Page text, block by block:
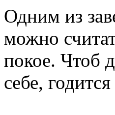
Одним из
можно
покое. Чтоб
себе,